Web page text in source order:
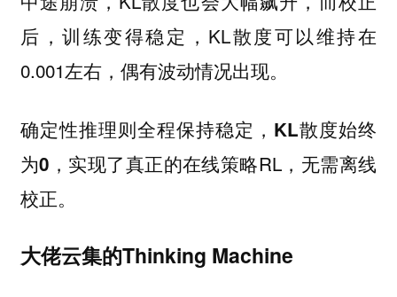
后，训练变得稳定，KL散度可以维持在
0.001左右，偶有波动情况出现。
确定性推理则全程保持稳定， KL散度始终
为0 ，实现了真正的在线策略RL，无需离线
校正。
大佬云集的Thinking Machine